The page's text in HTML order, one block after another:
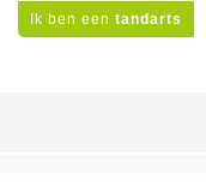
Ik ben een tandarts